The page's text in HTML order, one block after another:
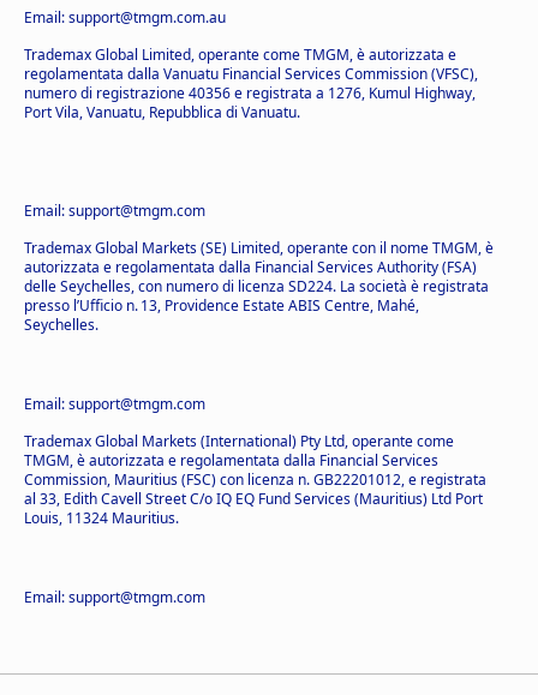
Email: support@tmgm.com.au
Trademax Global Limited, operante come TMGM, è autorizzata e
regolamentata dalla Vanuatu Financial Services Commission (VFSC),
numero di registrazione 40356 e registrata a 1276, Kumul Highway,
Port Vila, Vanuatu, Repubblica di Vanuatu.
Email: support@tmgm.com
Trademax Global Markets (SE) Limited, operante con il nome TMGM, è
autorizzata e regolamentata dalla Financial Services Authority (FSA)
delle Seychelles, con numero di licenza SD224. La società è registrata
presso l’Ufficio n. 13, Providence Estate ABIS Centre, Mahé,
Seychelles.
Email: support@tmgm.com
Trademax Global Markets (International) Pty Ltd, operante come
TMGM, è autorizzata e regolamentata dalla Financial Services
Commission, Mauritius (FSC) con licenza n. GB22201012, e registrata
al 33, Edith Cavell Street C/o IQ EQ Fund Services (Mauritius) Ltd Port
Louis, 11324 Mauritius.
Email: support@tmgm.com